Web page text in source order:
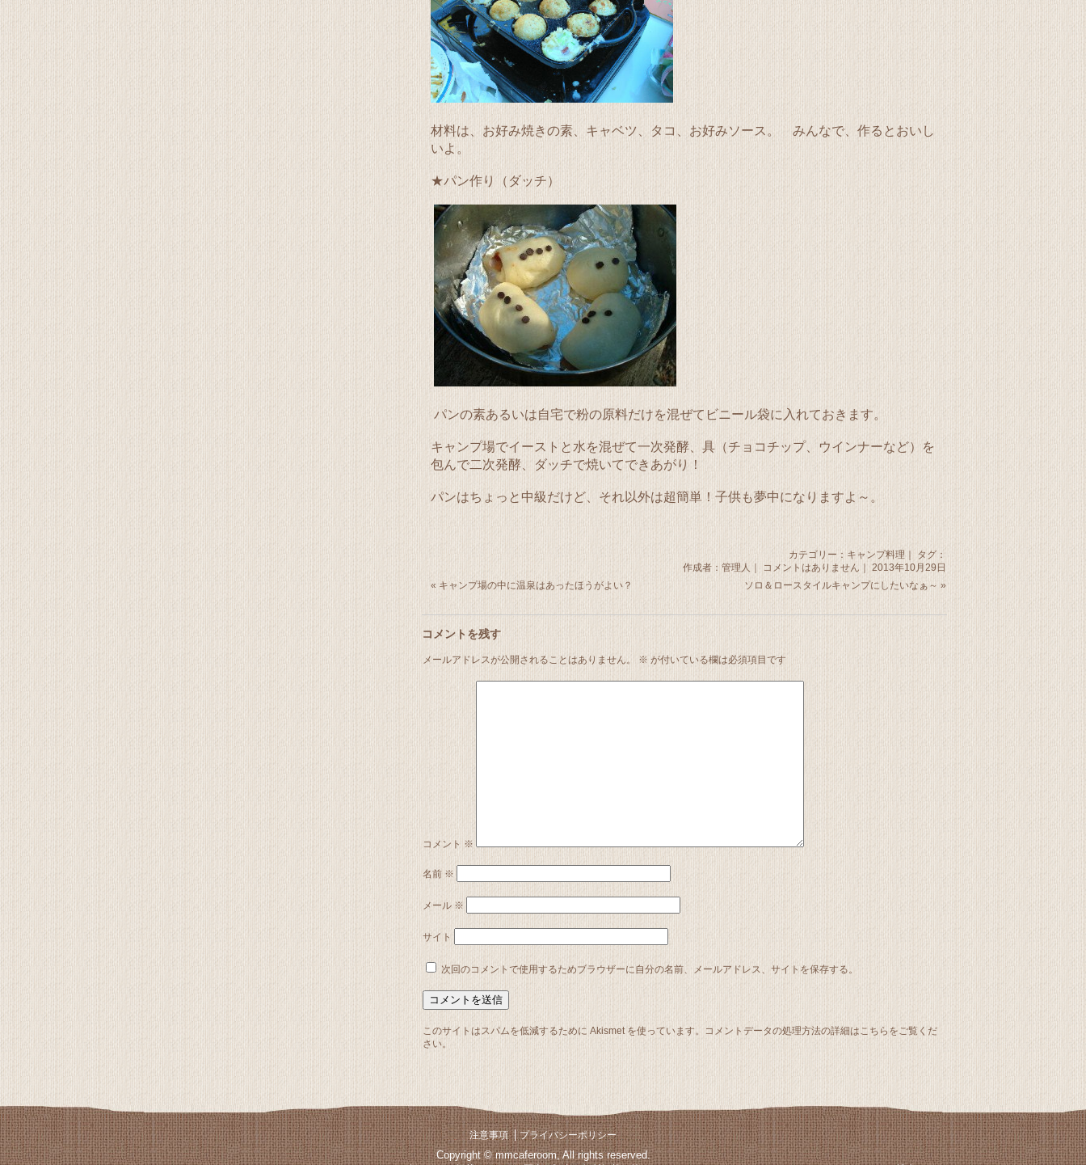
材料は、お好み焼きの素、キャベツ、タコ、お好みソース。 みんなで、作るとおいし
いよ。
★パン作り（ダッチ）
パンの素あるいは自宅で粉の原料だけを混ぜてビニール袋に入れておきます。
キャンプ場でイーストと水を混ぜて一次発酵、具（チョコチップ、ウインナーなど）を
包んで二次発酵、ダッチで焼いてできあがり！
パンはちょっと中級だけど、それ以外は超簡単！子供も夢中になりますよ～。
カテゴリー： キャンプ料理 ｜ タグ：
作成者：管理人｜ コメントはありません ｜ 2013年10月29日
« キャンプ場の中に温泉はあったほうがよい？ ソロ＆ロースタイルキャンプにしたいなぁ～ »
コメントを残す
メールアドレスが公開されることはありません。 ※ が付いている欄は必須項目です
コメント ※
名前 ※
メール ※
サイト
次回のコメントで使用するためブラウザーに自分の名前、メールアドレス、サイトを保存する。
このサイトはスパムを低減するために Akismet を使っています。 コメントデータの処理方法の詳細はこちらをご覧くだ
さい。
注意事項 プライバシーポリシー
Copyright © mmcaferoom, All rights reserved.